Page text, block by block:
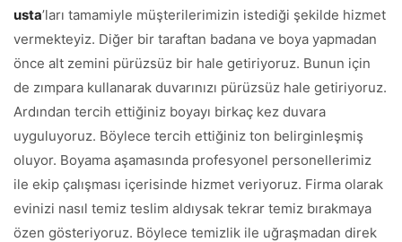
usta’ları tamamiyle müşterilerimizin istediği şekilde hizmet
vermekteyiz. Diğer bir taraftan badana ve boya yapmadan
önce alt zemini pürüzsüz bir hale getiriyoruz. Bunun için
de zımpara kullanarak duvarınızı pürüzsüz hale getiriyoruz.
Ardından tercih ettiğiniz boyayı birkaç kez duvara
uyguluyoruz. Böylece tercih ettiğiniz ton belirginleşmiş
oluyor. Boyama aşamasında profesyonel personellerimiz
ile ekip çalışması içerisinde hizmet veriyoruz. Firma olarak
evinizi nasıl temiz teslim aldıysak tekrar temiz bırakmaya
özen gösteriyoruz. Böylece temizlik ile uğraşmadan direk